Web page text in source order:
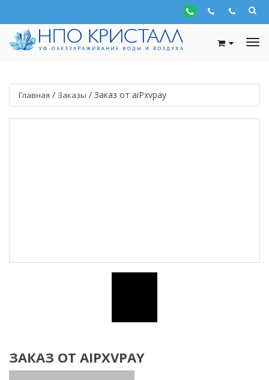
Главная / Заказы / Заказ от aiPxvpay
ЗАКАЗ ОТ AIPXVPAY